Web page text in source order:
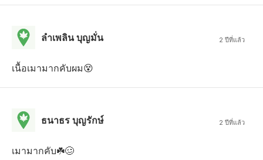
ลําเพลิน บุญมั่น 2 ปีที่แล้ว
เนื้อเมามากคับผม😵
ธนาธร บุญรักษ์ 2 ปีที่แล้ว
เมามากคับ☘️🥴